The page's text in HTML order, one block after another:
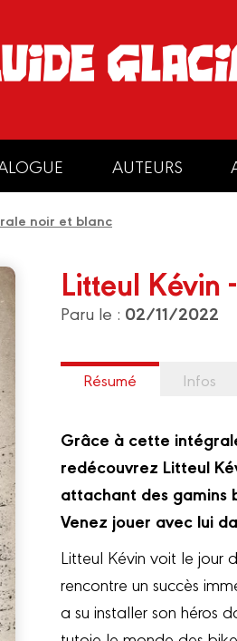
AUTEURS
noir et blanc
Litteul
Paru le : 02/11/2022
Résumé Infos
Grâce à cette
redécouvrez Litteul
attachant des gamins
Venez jouer avec lui
Litteul Kévin voit le jour
rencontre un succès
a su installer son héros